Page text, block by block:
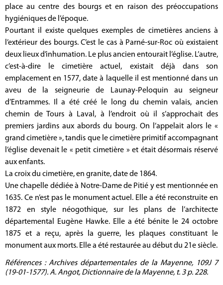
place au centre des bourgs et en raison des préoccupations
hygiéniques de l’époque.
Pourtant il existe quelques exemples de cimetières anciens à
l’extérieur des bourgs. C’est le cas à Parné-sur-Roc où existaient
deux lieux d’inhumation. Le plus ancien entourait l’église. L’autre,
c’est-à-dire le cimetière actuel, existait déjà dans son
emplacement en 1577, date à laquelle il est mentionné dans un
aveu de la seigneurie de Launay-Peloquin au seigneur
d’Entrammes. Il a été créé le long du chemin valais, ancien
chemin de Tours à Laval, à l’endroit où il s’approchait des
premiers jardins aux abords du bourg. On l’appelait alors le «
grand cimetière », tandis que le cimetière primitif accompagnant
l’église devenait le « petit cimetière » et était désormais réservé
aux enfants.
La croix du cimetière, en granite, date de 1864.
Une chapelle dédiée à Notre-Dame de Pitié y est mentionnée en
1635. Ce n’est pas le monument actuel. Elle a été reconstruite en
1872 en style néogothique, sur les plans de l’architecte
départemental Eugène Hawke. Elle a été bénite le 24 octobre
1875 et a reçu, après la guerre, les plaques constituant le
monument aux morts. Elle a été restaurée au début du 21e siècle.
Références : Archives départementales de la Mayenne, 109J 7
(19-01-1577). A. Angot, Dictionnaire de la Mayenne, t. 3 p. 228.